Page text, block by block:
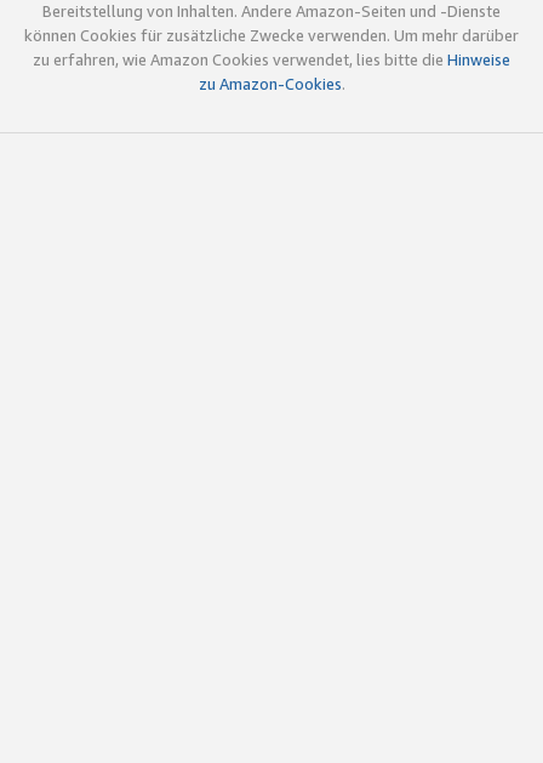
Bereitstellung von Inhalten. Andere Amazon-Seiten und -Dienste
können Cookies für zusätzliche Zwecke verwenden. Um mehr darüber
zu erfahren, wie Amazon Cookies verwendet, lies bitte die Hinweise
zu Amazon-Cookies.